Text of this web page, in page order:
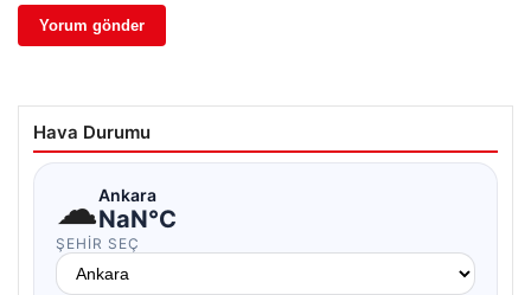
Hava Durumu
☁Ankara
NaN°C
ŞEHIR SEÇ